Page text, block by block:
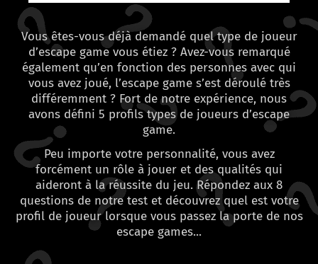
Vous êtes-vous déjà demandé quel type de joueur
d’escape game vous étiez ? Avez-vous remarqué
également qu’en fonction des personnes avec qui
vous avez joué, l’escape game s’est déroulé très
différemment ? Fort de notre expérience, nous
avons défini 5 profils types de joueurs d’escape
game.
Peu importe votre personnalité, vous avez
forcément un rôle à jouer et des qualités qui
aideront à la réussite du jeu. Répondez aux 8
questions de notre test et découvrez quel est votre
profil de joueur lorsque vous passez la porte de nos
escape games...